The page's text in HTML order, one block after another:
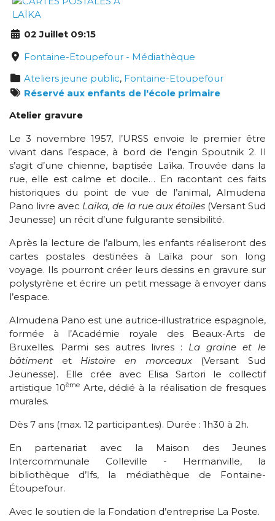
02 Juillet 09:15
Fontaine-Etoupefour - Médiathèque
Ateliers jeune public, Fontaine-Etoupefour
Réservé aux enfants de l'école primaire
Atelier gravure
Le 3 novembre 1957, l’URSS envoie le premier être
vivant dans l’espace, à bord de l’engin Spoutnik 2. Il
s’agit d’une chienne, baptisée Laïka. Trouvée dans la
rue, elle est calme et docile… En racontant ces faits
historiques du point de vue de l’animal, Almudena
Pano livre avec Laïka, de la rue aux étoiles(Versant Sud
Jeunesse) un récit d’une fulgurante sensibilité.
Après la lecture de l’album, les enfants réaliseront des
cartes postales destinées à Laïka pour son long
voyage. Ils pourront créer leurs dessins en gravure sur
polystyrène et écrire un petit message à envoyer dans
l’espace.
Almudena Pano est une autrice-illustratrice espagnole,
formée à l’Académie royale des Beaux-Arts de
Bruxelles. Parmi ses autres livres : La graine et le
bâtiment et Histoire en morceaux(Versant Sud
Jeunesse). Elle crée avec Elisa Sartori le collectif
artistique 10èmeArte, dédié à la réalisation de fresques
murales.
Dès 7 ans (max. 12 participant.es). Durée : 1h30 à 2h.
En partenariat avec la Maison des Jeunes
Intercommunale Colleville - Hermanville, la
bibliothèque d’Ifs, la médiathèque de Fontaine-
Étoupefour.
Avec le soutien de la Fondation d’entreprise La Poste.